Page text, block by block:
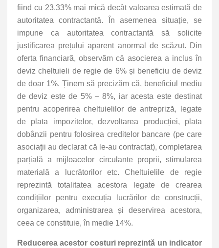
fiind cu 23,33% mai mică decât valoarea estimată de
autoritatea contractantă. În asemenea situație, se
impune ca autoritatea contractantă să solicite
justificarea prețului aparent anormal de scăzut. Din
oferta financiară, observăm că asocierea a inclus în
deviz cheltuieli de regie de 6% și beneficiu de deviz
de doar 1%. Ținem să precizăm că, beneficiul mediu
de deviz este de 5% – 8%, iar acesta este destinat
pentru acoperirea cheltuielilor de antrepriză, legate
de plata impozitelor, dezvoltarea producției, plata
dobânzii pentru folosirea creditelor bancare (pe care
asociații au declarat că le-au contractat), completarea
parțială a mijloacelor circulante proprii, stimularea
materială a lucrătorilor etc. Cheltuielile de regie
reprezintă totalitatea acestora legate de crearea
condițiilor pentru execuția lucrărilor de construcții,
organizarea, administrarea și deservirea acestora,
ceea ce constituie, în medie 14%.
Reducerea acestor costuri reprezintă un indicator